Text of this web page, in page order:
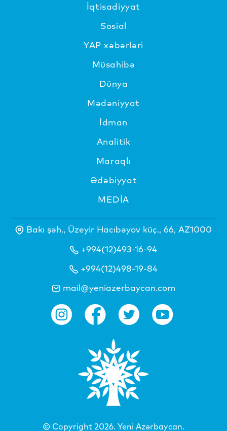
İqtisadiyyat
Sosial
YAP xəbərləri
Müsahibə
Dünya
Mədəniyyat
İdman
Analitik
Maraqlı
Ədəbiyyat
MEDİA
Bakı şəh., Üzeyir Hacıbəyov küç., 66, AZ1000
+994(12)493-16-94
+994(12)498-19-84
mail@yeniazerbaycan.com
© Copyright 2026. Yeni Azərbaycan.